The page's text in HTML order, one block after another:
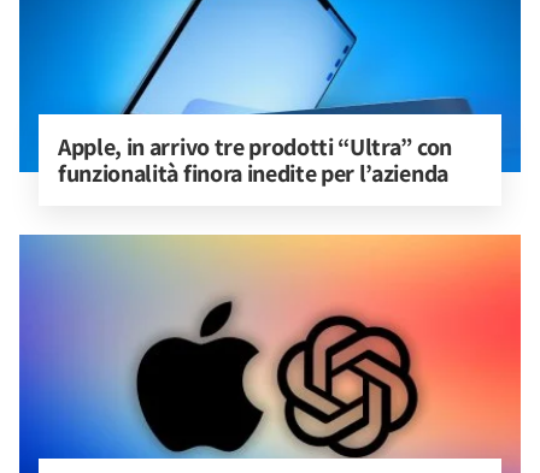
Apple, in arrivo tre prodotti “Ultra” con
funzionalità finora inedite per l’azienda